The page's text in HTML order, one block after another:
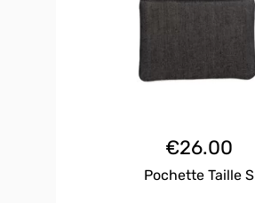
€26.00
Pochette Taille S